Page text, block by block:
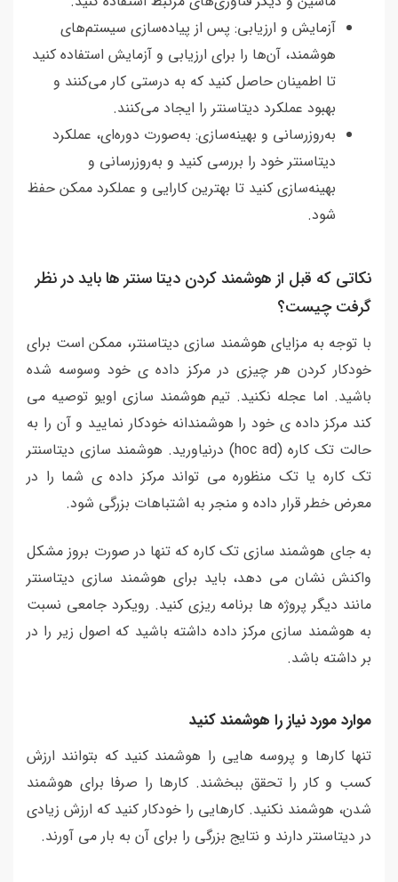
آزمایش و ارزیابی: پس از پیاده‌سازی سیستم‌های
هوشمند، آن‌ها را برای ارزیابی و آزمایش استفاده کنید
تا اطمینان حاصل کنید که به درستی کار می‌کنند و
بهبود عملکرد دیتاسنتر را ایجاد می‌کنند.
به‌روزرسانی و بهینه‌سازی: به‌صورت دوره‌ای، عملکرد
دیتاسنتر خود را بررسی کنید و به‌روزرسانی و
بهینه‌سازی کنید تا بهترین کارایی و عملکرد ممکن حفظ
شود.
نکاتی که قبل از هوشمند کردن دیتا سنتر ها باید در نظر
گرفت چیست؟
با توجه به مزایای هوشمند سازی دیتاسنتر، ممکن است برای
خودکار کردن هر چیزی در مرکز داده ی خود وسوسه شده
باشید. اما عجله نکنید. تیم هوشمند سازی اویو توصیه می
کند مرکز داده ی خود را هوشمندانه خودکار نمایید و آن را به
حالت تک کاره (hoc ad) درنیاورید. هوشمند سازی دیتاسنتر
تک کاره یا تک منظوره می تواند مرکز داده ی شما را در
معرض خطر قرار داده و منجر به اشتباهات بزرگی شود.
به جای هوشمند سازی تک کاره که تنها در صورت بروز مشکل
واکنش نشان می دهد، باید برای هوشمند سازی دیتاسنتر
مانند دیگر پروژه ها برنامه ریزی کنید. رویکرد جامعی نسبت
به هوشمند سازی مرکز داده داشته باشید که اصول زیر را در
بر داشته باشد.
موارد مورد نیاز را هوشمند کنید
تنها کارها و پروسه هایی را هوشمند کنید که بتوانند ارزش
کسب و کار را تحقق ببخشند. کارها را صرفا برای هوشمند
شدن، هوشمند نکنید. کارهایی را خودکار کنید که ارزش زیادی
در دیتاسنتر دارند و نتایج بزرگی را برای آن به بار می آورند.